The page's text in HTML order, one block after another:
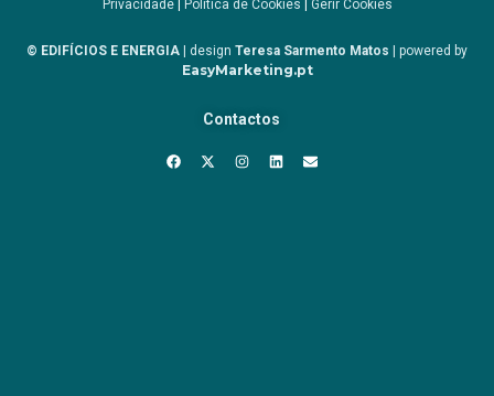
Privacidade| Política de Cookies | Gerir Cookies
© EDIFÍCIOS E ENERGIA | design Teresa Sarmento Matos | powered by
EasyMarketing.pt
Contactos